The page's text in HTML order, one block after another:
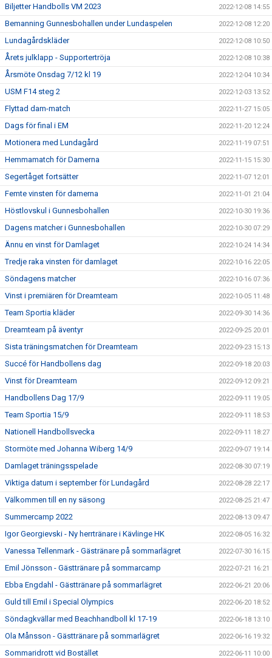
Biljetter Handbolls VM 2023 2022-12-08 14:55
Bemanning Gunnesbohallen under Lundaspelen 2022-12-08 12:20
Lundagårdskläder 2022-12-08 10:50
Årets julklapp - Supportertröja 2022-12-08 10:38
Årsmöte Onsdag 7/12 kl 19 2022-12-04 10:34
USM F14 steg 2 2022-12-03 13:52
Flyttad dam-match 2022-11-27 15:05
Dags för final i EM 2022-11-20 12:24
Motionera med Lundagård 2022-11-19 07:51
Hemmamatch för Damerna 2022-11-15 15:30
Segertåget fortsätter 2022-11-07 12:01
Femte vinsten för damerna 2022-11-01 21:04
Höstlovskul i Gunnesbohallen 2022-10-30 19:36
Dagens matcher i Gunnesbohallen 2022-10-30 07:29
Ännu en vinst för Damlaget 2022-10-24 14:34
Tredje raka vinsten för damlaget 2022-10-16 22:05
Söndagens matcher 2022-10-16 07:36
Vinst i premiären för Dreamteam 2022-10-05 11:48
Team Sportia kläder 2022-09-30 14:36
Dreamteam på äventyr 2022-09-25 20:01
Sista träningsmatchen för Dreamteam 2022-09-23 15:13
Succé för Handbollens dag 2022-09-18 20:03
Vinst för Dreamteam 2022-09-12 09:21
Handbollens Dag 17/9 2022-09-11 19:05
Team Sportia 15/9 2022-09-11 18:53
Nationell Handbollsvecka 2022-09-11 18:27
Stormöte med Johanna Wiberg 14/9 2022-09-07 19:14
Damlaget träningsspelade 2022-08-30 07:19
Viktiga datum i september för Lundagård 2022-08-28 22:17
Välkommen till en ny säsong 2022-08-25 21:47
Summercamp 2022 2022-08-13 09:47
Igor Georgievski - Ny herrtränare i Kävlinge HK 2022-08-05 16:32
Vanessa Tellenmark - Gästränare på sommarlägret 2022-07-30 16:15
Emil Jönsson - Gästtränare på sommarcamp 2022-07-21 16:21
Ebba Engdahl - Gästtränare på sommarlägret 2022-06-21 20:06
Guld till Emil i Special Olympics 2022-06-20 18:52
Söndagkvällar med Beachhandboll kl 17-19 2022-06-18 13:10
Ola Månsson - Gästtränare på sommarlägret 2022-06-16 19:32
Sommaridrott vid Bostället 2022-06-11 10:00